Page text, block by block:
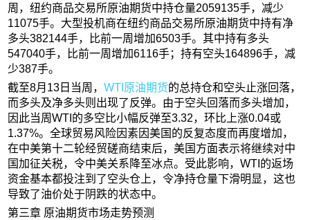
周，纽约商品交易所原油期货中持仓量2059135手，减少
11075手。大型投机商在纽约商品交易所原油期货中持有净
多头382144手，比前一周增加6503手。其中持有多头
547040手，比前一周增加6116手；持有空头164896手，减
少387手。
截至8月13日当周，WTI原油期货的总持仓和空头止涨回落，
而多头及净多头则出现了反弹。由于空头回落而多头增加，
因此当周WTI的多空比小幅反弹至3.32，环比上涨0.04或
1.37%。全球贸易风险因素因美国的反复态度而再度增加，
在中美第十二轮经贸磋商结束后，美国方面表示将继续对中
国加征关税，令中美关系降至冰点。受此影响，WTI的返场
资金基本都投注到了空头仓上，令净持仓量下滑明显，这也
导致了油价处于阴跌的状态中。
第三章 原油期货市场走势预测